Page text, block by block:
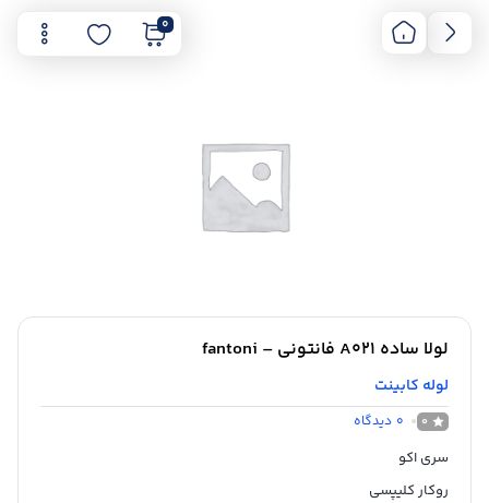
0
لولا ساده A021 فانتونی – fantoni
لوله کابینت
0
0 دیدگاه
سری اکو
روکار کلیپسی